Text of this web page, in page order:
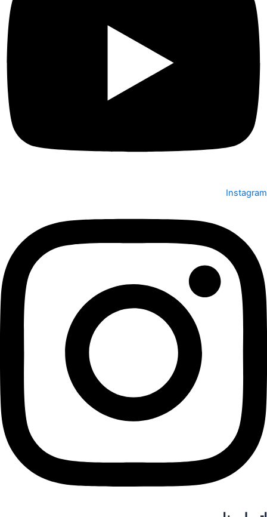
Instagram